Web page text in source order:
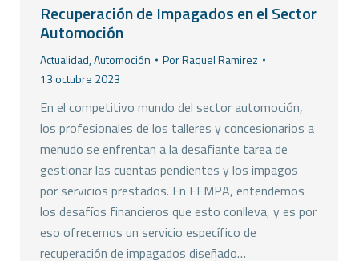
Recuperación de Impagados en el Sector
Automoción
Actualidad,Automoción PorRaquel Ramirez
13 octubre 2023
En el competitivo mundo del sector automoción,
los profesionales de los talleres y concesionarios a
menudo se enfrentan a la desafiante tarea de
gestionar las cuentas pendientes y los impagos
por servicios prestados. En FEMPA, entendemos
los desafíos financieros que esto conlleva, y es por
eso ofrecemos un servicio específico de
recuperación de impagados diseñado…